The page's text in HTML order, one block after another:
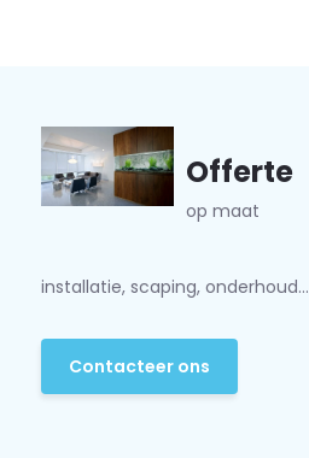
Offerte
op maat
installatie, scaping, onderhoud...
Contacteer ons